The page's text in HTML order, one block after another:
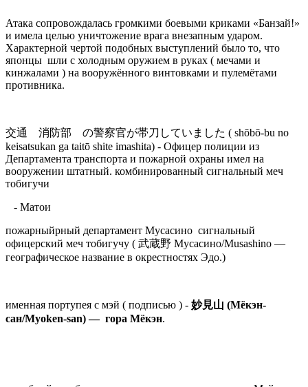
Атака сопровождалась громкими боевыми криками «Банзай!»
и имела целью уничтожение врага внезапным ударом.
Характерной чертой подобных выступлений было то, что
японцы шли с холодным оружием в руках ( мечами и
кинжалами ) на вооружённого винтовками и пулемётами
противника.
交通 消防部 の警察官が帯刀していました ( shōbō-bu no
keisatsukan ga taitō shite imashita) - Офицер полиции из
Департамента транспорта и пожарной охраны имел на
вооружении штатный. комбинированный сигнальный меч
тобигучи
- Матои
пожарныйрный департамент Мусасино сигнальный
офицерский меч тобигучу ( 武蔵野 Мусасино/Musashino —
географическое название в окрестностях Эдо.)
именная портупея с мэй ( подписью ) - 妙見山 (Мёкэн-
сан/Myoken-san) — гора Мёкэн.